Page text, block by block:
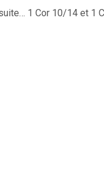
1 Cor 10/14 et 1